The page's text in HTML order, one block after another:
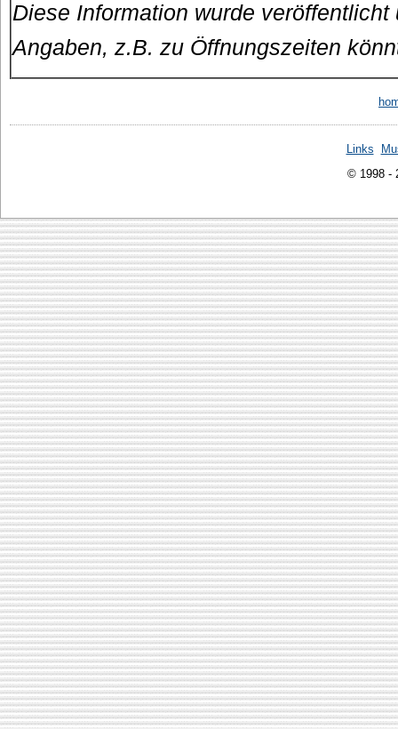
Diese Information wurde
Angaben, z.B. zu Öffnungszeiten
Links
© 1998 -